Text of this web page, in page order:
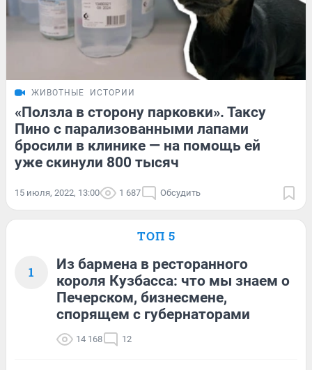
ЖИВОТНЫЕ ИСТОРИИ
«Ползла в сторону парковки». Таксу
Пино с парализованными лапами
бросили в клинике — на помощь ей
уже скинули 800 тысяч
15 июля, 2022, 13:00 1 687 Обсудить
ТОП 5
1
Из бармена в ресторанного
короля Кузбасса: что мы знаем о
Печерском, бизнесмене,
спорящем с губернаторами
14 168 12